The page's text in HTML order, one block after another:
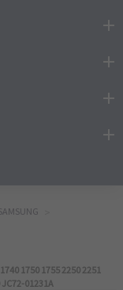
1750 1755 2250 2251
JC72-01231A